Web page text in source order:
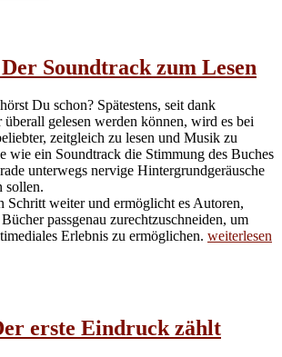
Soundtrack zum Lesen
Du schon? Spätestens, seit dank
überall gelesen werden können, wird es bei
zeitgleich zu lesen und Musik zu
wie ein Soundtrack die Stimmung des Buches
unterwegs nervige Hintergrundgeräusche
sollen.
Schritt weiter und ermöglicht es Autoren,
passgenau zurechtzuschneiden, um
Erlebnis zu ermöglichen. Booktrack
Lesen
weiterlesen
erste Eindruck zählt